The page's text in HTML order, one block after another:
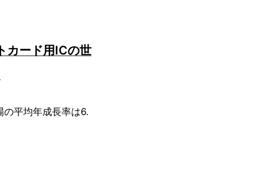
カード用ICの世
平均年成長率は6.